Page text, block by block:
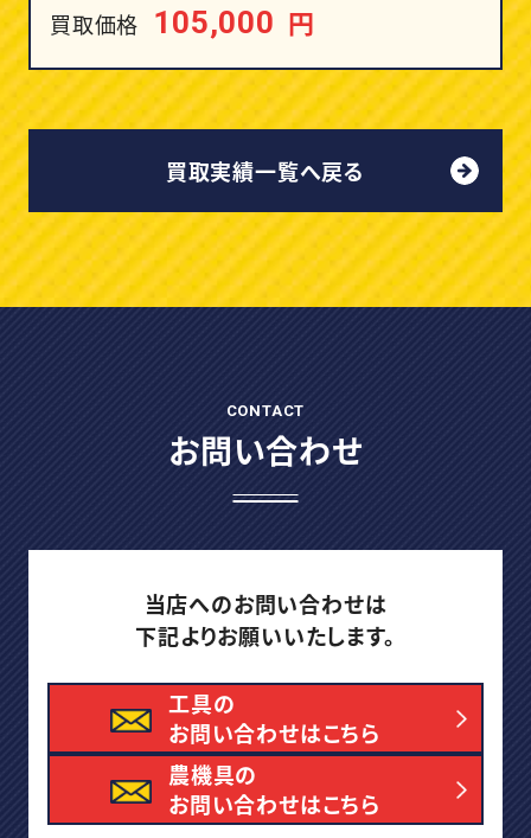
買取価格 105,000 円
買取実績一覧へ戻る
CONTACT
お問い合わせ
当店へのお問い合わせは
下記よりお願いいたします。
工具の
お問い合わせはこちら
農機具の
お問い合わせはこちら